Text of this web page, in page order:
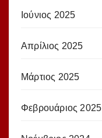
Ιούνιος 2025
Απρίλιος 2025
Μάρτιος 2025
Φεβρουάριος 2025